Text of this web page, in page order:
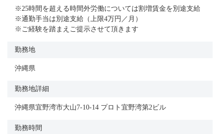
※25時間を超える時間外労働については割増賃金を別途支給
※通勤手当は別途支給（上限4万円／月）
※ご経験を踏まえご提示させて頂きます
勤務地
沖縄県
勤務地詳細
沖縄県宜野湾市大山7-10-14 プロト宜野湾第2ビル
勤務時間